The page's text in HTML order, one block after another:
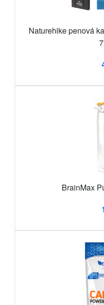
Naturehike penová
BrainMax